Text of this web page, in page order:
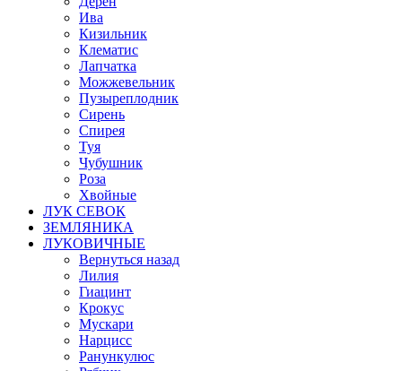
Ива
Кизильник
Клематис
Лапчатка
Можжевельник
Пузыреплодник
Сирень
Спирея
Туя
Чубушник
Роза
Хвойные
ЛУК СЕВОК
ЗЕМЛЯНИКА
ЛУКОВИЧНЫЕ
Вернуться назад
Лилия
Гиацинт
Крокус
Мускари
Нарцисс
Ранункулюс